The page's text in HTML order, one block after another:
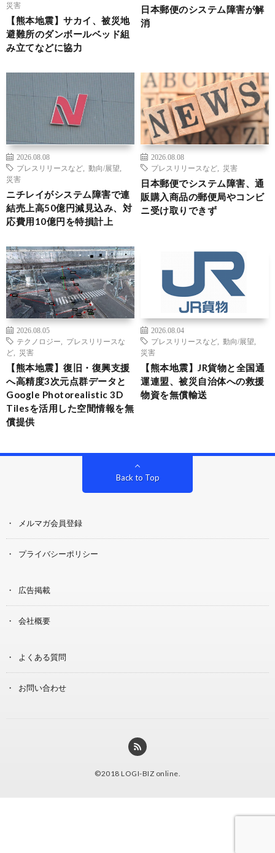
災害
【熊本地震】サカイ、被災地
避難所のダンボールベッド組
み立てなどに協力
日本郵便のシステム障害が解
消
2026.08.08
プレスリリースなど
動向/展望
災害
ニチレイがシステム障害で連
結売上高50億円減見込み、対
応費用10億円を特損計上
2026.08.08
プレスリリースなど
災害
日本郵便でシステム障害、通
販購入商品の郵便局やコンビ
ニ受け取りできず
2026.08.05
テクノロジー
プレスリリースな
ど
災害
【熊本地震】復旧・復興支援
へ高精度3次元点群データと
Google Photorealistic 3D
Tilesを活用した空間情報を無
償提供
2026.08.04
プレスリリースなど
動向/展望
災害
【熊本地震】JR貨物と全国通
運連盟、被災自治体への救援
物資を無償輸送
Back to Top
メルマガ会員登録
プライバシーポリシー
広告掲載
会社概要
よくある質問
お問い合わせ
©2018 LOGI-BIZ online.